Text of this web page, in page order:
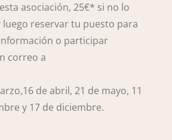
asociación, 25€* si no lo
luego reservar tu puesto para
o participar
correo a
de abril, 21 de mayo, 11
y 17 de diciembre.